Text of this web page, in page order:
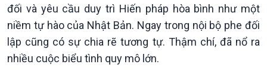
Chính trị
Tin Chính trị
Thế giới
Tin thế giới
đối và yêu cầu duy trì Hiến pháp hòa bình như một
niềm tự hào của Nhật Bản. Ngay trong nội bộ phe đối
lập cũng có sự chia rẽ tương tự. Thậm chí, đã nổ ra
nhiều cuộc biểu tình quy mô lớn.